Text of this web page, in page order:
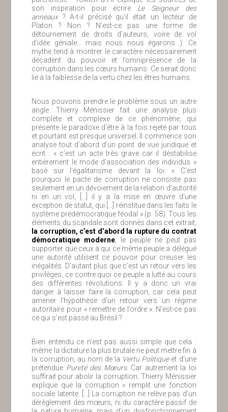
son inspiration pour écrire Le Seigneur des
anneaux ? A-t-il précisé qu’il était un lecteur de
Platon ? Non ? N’est-ce pas une forme de
détournement de droits d’auteurs, voire de vol
d’idée géniale… mais nous nous égarons…). Ce
mythe tend à montrer le caractère nécessairement
décadent du pouvoir et l’omniprésence de la
corruption dans les cœurs humains. Ce serait donc
lié à la faiblesse de la vertu chez les êtres humains.
Nous pouvons prendre le problème sous un autre
angle. Thierry Ménissier fait une analyse plus
complète et complexe de ce phénomène, qui
présente le paradoxe d’être à la fois rejeté par tous
et pourtant est presque universel. Il commence son
analyse tout d’abord d’un point de vue juridique et
écrit : « c’est un acte très grave car il déstabilise
entièrement le mode d’association des individus »
basé sur l’égalitarisme devant la loi. « C’est
pourquoi le pacte de corruption ne consiste pas
seulement en un dévoiement de la relation d’autorité
ni en un vol, […] il y a la mise en œuvre d’une
exception de statut, qui […] réinstitue dans les faits le
système prédémocratique féodal » (p. 58). Tous les
éléments du scandale sont donnés dans cet extrait,
la corruption, c’est d’abord la rupture du contrat
démocratique moderne , le peuple ne peut pas
supporter que ceux à qui ce même peuple a délégué
une autorité utilisent ce pouvoir pour creuser les
inégalités. D’autant plus que c’est un retour vers les
privilèges, ce contre quoi ce peuple a lutté au cours
des différentes révolutions. Il y a donc un vrai
danger à laisser faire la corruption, car cela peut
amener l’hypothèse d’un retour vers un régime
autoritaire pour « remettre de l’ordre ». N’est-ce pas
ce qui s’est passé au Brésil ?
Bien entendu ce n’est pas aussi simple que cela :
même la dictature la plus brutale ne peut mettre fin à
la corruption, au nom de la Vertu Politiqueet d’une
prétendue Pureté des Mœurs. Car autrement la loi
suffirait pour abolir la corruption. Thierry Ménissier
explique que la corruption « remplit une fonction
sociale latente. […] La corruption ne relève pas d’un
dérèglement des mœurs, ni du caractère passif de